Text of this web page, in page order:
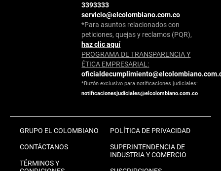
3393333
servicio@elcolombiano.com.co
*Para asuntos relacionados con
peticiones, quejas y reclamos (PQR),
haz clic aquí
PROGRAMA DE TRANSPARENCIA Y
ÉTICA EMPRESARIAL:
*Buzón exclusivo para notificaciones judiciales:
notificacionesjudiciales@elcolombiano.com.co
GRUPO EL COLOMBIANO
CONTÁCTANOS
TÉRMINOS Y
POLÍTICA DE PRIVACIDAD
SUPERINTENDENCIA DE
INDUSTRIA Y COMERCIO